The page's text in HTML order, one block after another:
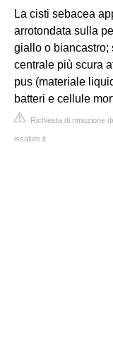
La cisti sebacea
arrotondata sulla
giallo o biancastro;
centrale più scura
pus (materiale
batteri e cellule
Richiesta di rimozione
issalute.it